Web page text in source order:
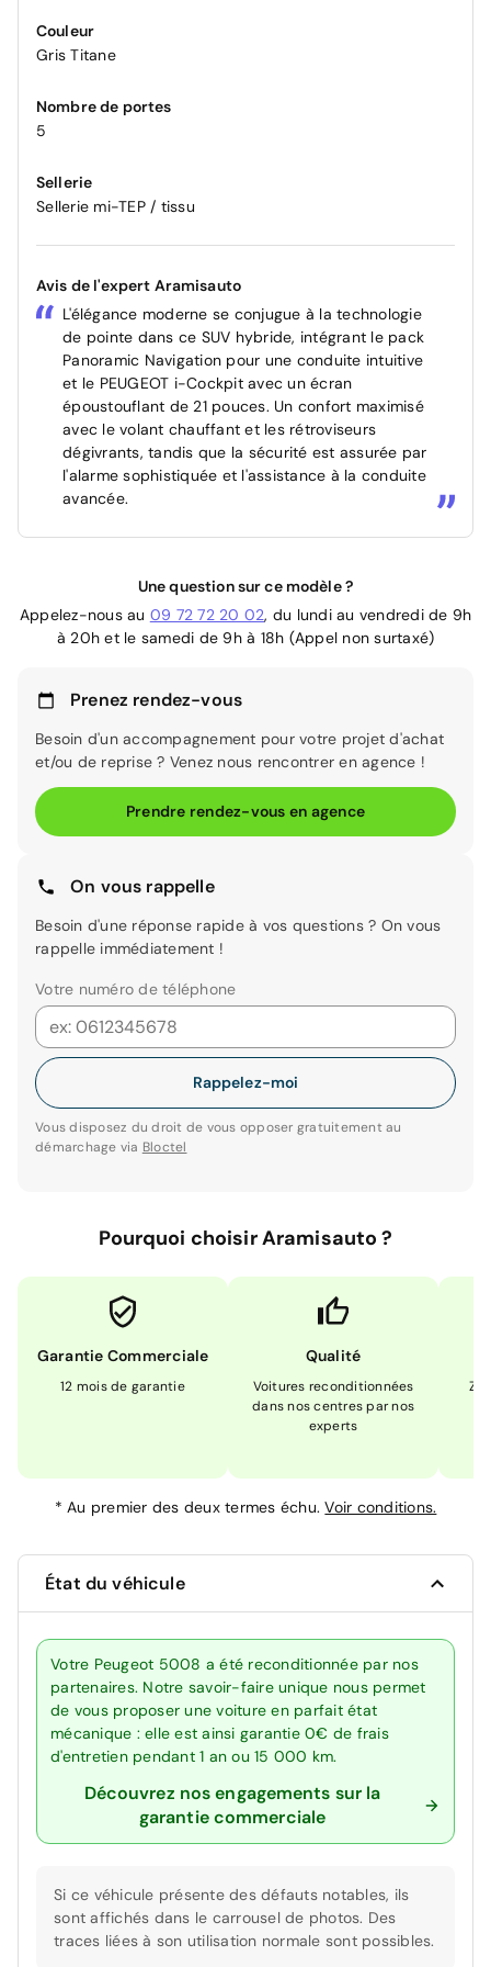
Couleur
Gris Titane
Nombre de portes
5
Sellerie
Sellerie mi-TEP / tissu
Avis de l'expert Aramisauto
L'élégance moderne se conjugue à la technologie
de pointe dans ce SUV hybride, intégrant le pack
Panoramic Navigation pour une conduite intuitive
et le PEUGEOT i-Cockpit avec un écran
époustouflant de 21 pouces. Un confort maximisé
avec le volant chauffant et les rétroviseurs
dégivrants, tandis que la sécurité est assurée par
l'alarme sophistiquée et l'assistance à la conduite
avancée.
Une question sur ce modèle ?
Appelez-nous au 09 72 72 20 02, du lundi au vendredi de 9h
à 20h et le samedi de 9h à 18h (Appel non surtaxé)
Prenez rendez-vous
Besoin d'un accompagnement pour votre projet d'achat
et/ou de reprise ? Venez nous rencontrer en agence !
Prendre rendez-vous en agence
On vous rappelle
Besoin d'une réponse rapide à vos questions ? On vous
rappelle immédiatement !
Votre numéro de téléphone
Rappelez-moi
Vous disposez du droit de vous opposer gratuitement au
démarchage via Bloctel
Pourquoi choisir Aramisauto ?
Garantie Commerciale
12 mois de garantie
Qualité
Voitures reconditionnées
dans nos centres par nos
experts
*Au premier des deux termes échu.Voir conditions.
État du véhicule
Votre Peugeot 5008 a été reconditionnée par nos
partenaires. Notre savoir-faire unique nous permet
de vous proposer une voiture en parfait état
mécanique : elle est ainsi garantie 0€ de frais
d'entretien pendant 1 an ou 15 000 km.
Découvrez nos engagements sur la
garantie commerciale
Si ce véhicule présente des défauts notables, ils
sont affichés dans le carrousel de photos. Des
traces liées à son utilisation normale sont possibles.